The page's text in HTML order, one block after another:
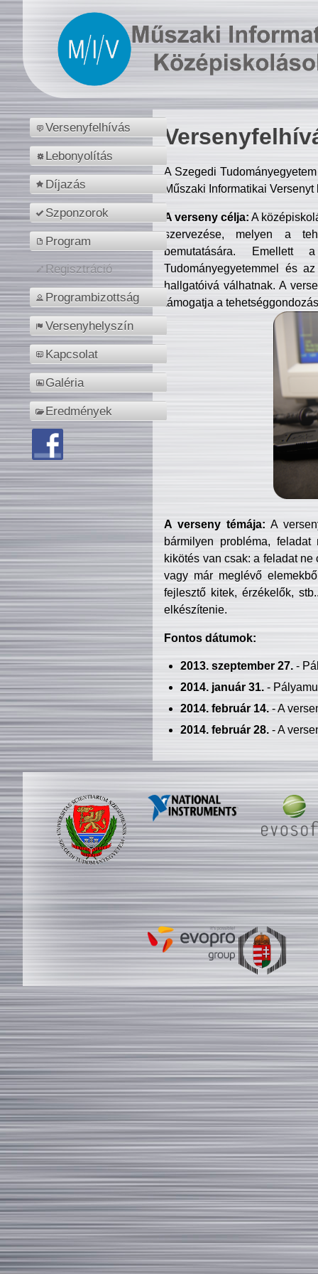
Versenyfelhívás
Lebonyolítás
Díjazás
Szponzorok
Program
Regisztráció
Programbizottság
Versenyhelyszín
Kapcsolat
Galéria
Eredmények
A Szegedi
Műszaki Informatikai
A verseny célja: A
szervezése, melyen a
bemutatására. Emellett
Tudományegyetemmel és
hallgatóivá válhatnak. A
támogatja a
A verseny témája: A
bármilyen probléma, feladat
kikötés van csak: a feladat
vagy már meglévő
fejlesztő kitek, érzékelők,
elkészítenie.
Fontos dátumok:
2013. szeptember 27.-
2014. január 31.-
2014. február 14.- A
2014. február 28.- A